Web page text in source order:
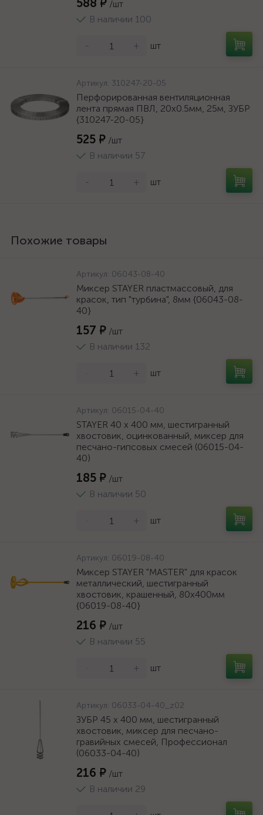
588 ₽ /шт
В наличии 100
- + шт
Артикул: 310247-20-05
Перфорированная вентиляционная
лента прямая ПВЛ, 20х0.5мм, 25м, ЗУБР
{310247-20-05}
525 ₽ /шт
В наличии 57
- + шт
Похожие товары
Артикул: 06043-08-40
Миксер STAYER пластмассовый, для
красок, тип "турбина", 8мм {06043-08-
40}
157 ₽ /шт
В наличии 132
+ шт
Артикул: 06015-04-40
STAYER 40 х 400 мм, шестигранный
хвостовик, оцинкованный, миксер для
песчано-гипсовых смесей (06015-04-
40)
185 ₽ /шт
В наличии 50
+ шт
Артикул: 06019-08-40
Миксер STAYER "MASTER" для красок
металлический, шестигранный
хвостовик, крашенный, 80х400мм
{06019-08-40}
216 ₽ /шт
В наличии 55
+ шт
Артикул: 06033-04-40_z02
ЗУБР 45 х 400 мм, шестигранный
хвостовик, миксер для песчано-
гравийных смесей, Профессионал
(06033-04-40)
216 ₽ /шт
В наличии 29